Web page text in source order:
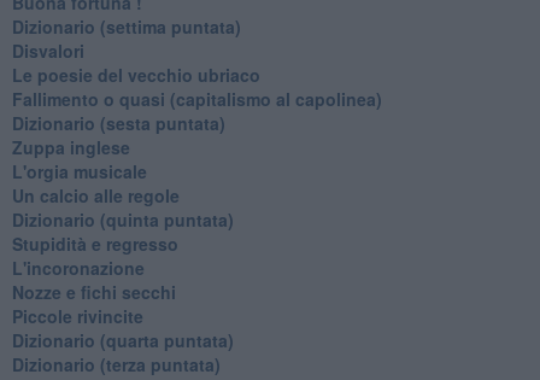
​Dizionario (settima puntata)
Disvalori
Le poesie del vecchio ubriaco
Fallimento o quasi (capitalismo al capolinea)
Dizionario (sesta puntata)
Zuppa inglese
L'orgia musicale
Un calcio alle regole
Dizionario (quinta puntata)
Stupidità e regresso
L'incoronazione
Nozze e fichi secchi
Piccole rivincite
​Dizionario (quarta puntata)
​Dizionario (terza puntata)